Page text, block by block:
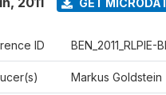
GET
ID BEN_2011_RLPIE-
Markus Goldstein